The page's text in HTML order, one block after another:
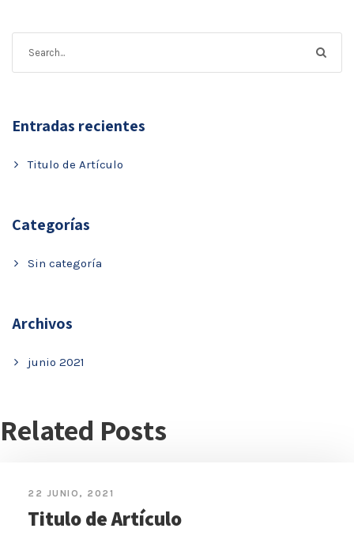
Entradas recientes
Titulo de Artículo
Categorías
Sin categoría
Archivos
junio 2021
Related Posts
22 JUNIO, 2021
Titulo de Artículo